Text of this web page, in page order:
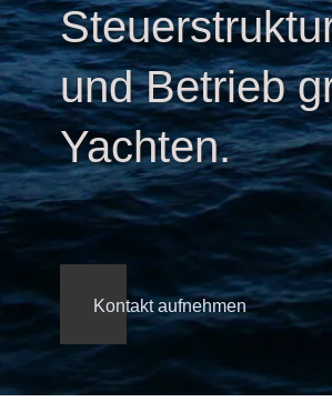
und Betrieb
Yachten.
Kontakt aufnehmen